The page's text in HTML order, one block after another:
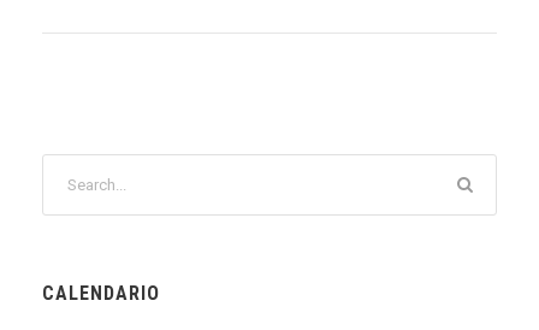
CALENDARIO